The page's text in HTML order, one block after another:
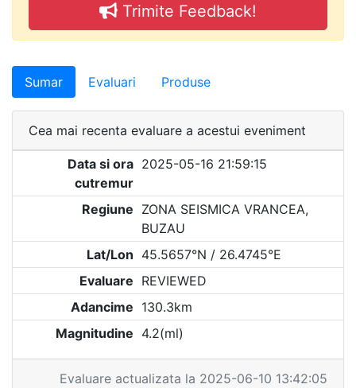
Trimite Feedback!
Sumar Evaluari Produse
Cea mai recenta evaluare a acestui eveniment
Data si ora
cutremur
2025-05-16 21:59:15
Regiune ZONA SEISMICA VRANCEA,
BUZAU
Lat/Lon 45.5657°N / 26.4745°E
Evaluare REVIEWED
Adancime 130.3km
Magnitudine 4.2(ml)
Evaluare actualizata la 2025-06-10 13:42:05